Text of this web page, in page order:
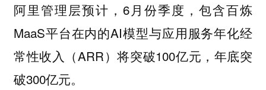
阿里管理层预计，6月份季度，包含百炼
MaaS平台在内的AI模型与应用服务年化经
常性收入（ARR）将突破100亿元，年底突
破300亿元。